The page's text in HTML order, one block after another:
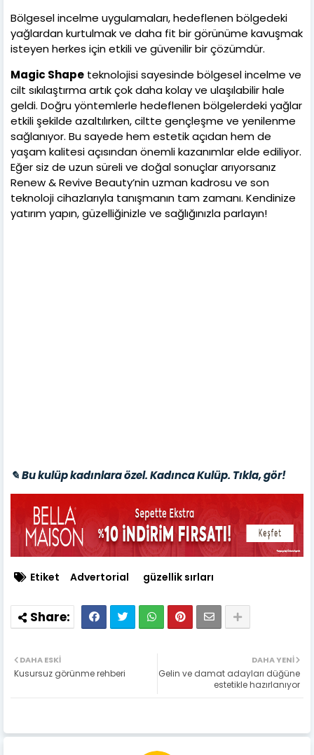
Bölgesel incelme uygulamaları, hedeflenen bölgedeki
yağlardan kurtulmak ve daha fit bir görünüme kavuşmak
isteyen herkes için etkili ve güvenilir bir çözümdür.
Magic Shape teknolojisi sayesinde bölgesel incelme ve
cilt sıkılaştırma artık çok daha kolay ve ulaşılabilir hale
geldi. Doğru yöntemlerle hedeflenen bölgelerdeki yağlar
etkili şekilde azaltılırken, ciltte gençleşme ve yenilenme
sağlanıyor. Bu sayede hem estetik açıdan hem de
yaşam kalitesi açısından önemli kazanımlar elde ediliyor.
Eğer siz de uzun süreli ve doğal sonuçlar arıyorsanız
Renew & Revive Beauty’nin uzman kadrosu ve son
teknoloji cihazlarıyla tanışmanın tam zamanı. Kendinize
yatırım yapın, güzelliğinizle ve sağlığınızla parlayın!
✎ Bu kulüp kadınlara özel. Kadınca Kulüp. Tıkla, gör!
Etiket Advertorial güzellik sırları
DAHA YENI
Gelin ve damat adayları düğüne
estetikle hazırlanıyor
DAHA ESKI
Kusursuz görünme rehberi